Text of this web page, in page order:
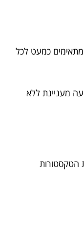
מתאימים כמעט לכל
מעניינת ללא
הטקסטורות